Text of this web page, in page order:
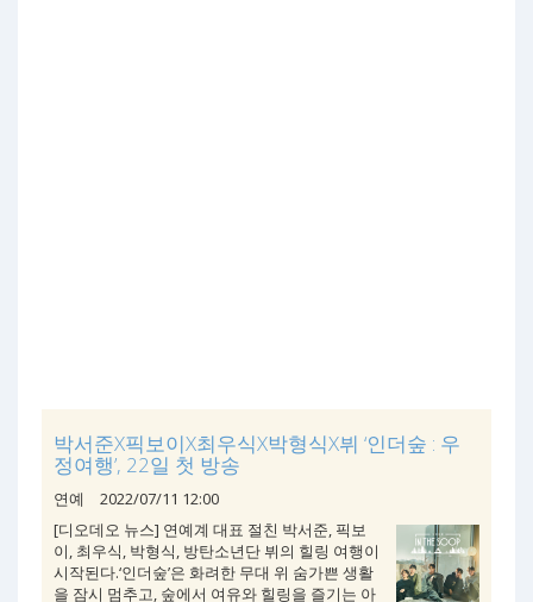
박서준X픽보이X최우식X박형식X뷔 ‘인더숲 : 우
정여행’, 22일 첫 방송
연예
2022/07/11 12:00
[디오데오 뉴스] 연예계 대표 절친 박서준, 픽보
이, 최우식, 박형식, 방탄소년단 뷔의 힐링 여행이
시작된다.‘인더숲’은 화려한 무대 위 숨가쁜 생활
을 잠시 멈추고, 숲에서 여유와 힐링을 즐기는 아